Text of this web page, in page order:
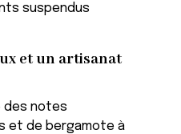
suspendus
et un artisanat
des notes
et de bergamote à